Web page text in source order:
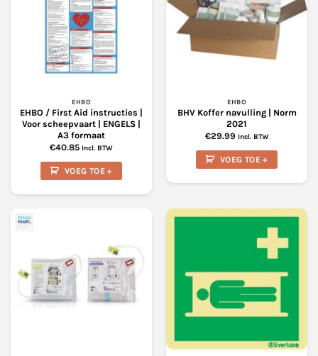
EHBO
EHBO / First Aid instructies |
Voor scheepvaart | ENGELS |
A3 formaat
€40.85 Incl. BTW
VOEG TOE +
EHBO
BHV Koffer navulling | Norm
2021
€29.99 Incl. BTW
VOEG TOE +